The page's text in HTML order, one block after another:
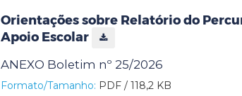
Orientações sobre Relatório do
Apoio Escolar
ANEXO Boletim nº 25/2026
Formato/Tamanho: PDF / 118,2 KB